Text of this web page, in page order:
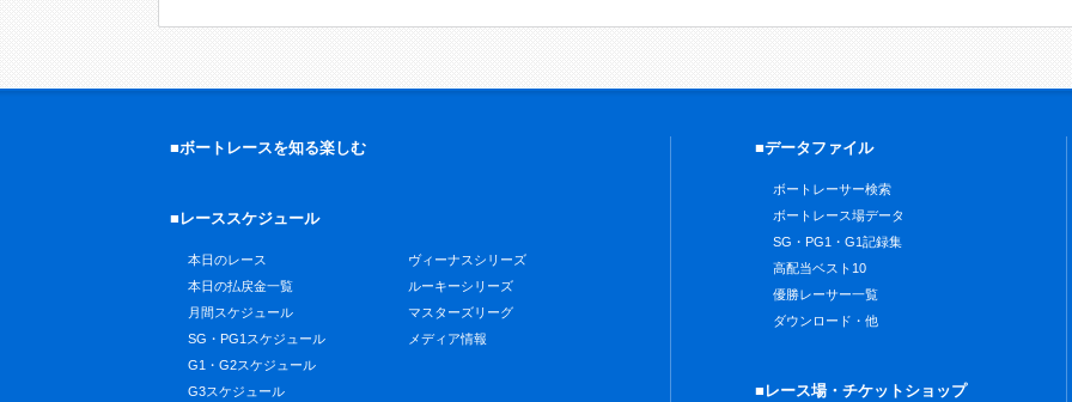
■ボートレースを知る楽しむ
■レーススケジュール
本日のレース
本日の払戻金一覧
月間スケジュール
SG・PG1スケジュール
G1・G2スケジュール
G3スケジュール
ヴィーナスシリーズ
ルーキーシリーズ
マスターズリーグ
メディア情報
■データファイル
ボートレーサー検索
ボートレース場データ
SG・PG1・G1記録集
高配当ベスト10
優勝レーサー一覧
ダウンロード・他
■レース場・チケットショップ